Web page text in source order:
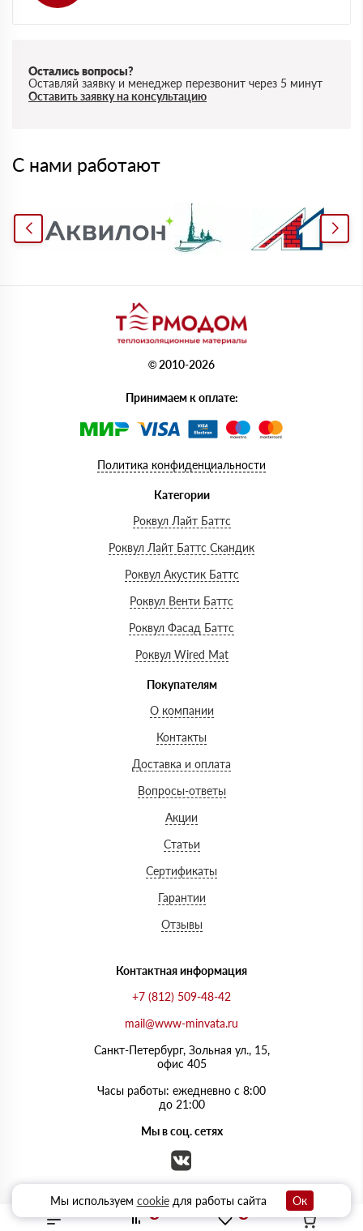
Остались вопросы?
Оставляй заявку и менеджер перезвонит через 5 минут
Оставить заявку на консультацию
С нами работают
© 2010-2026
Принимаем к оплате:
Политика конфиденциальности
Категории
Роквул Лайт Баттс
Роквул Лайт Баттс Скандик
Роквул Акустик Баттс
Роквул Венти Баттс
Роквул Фасад Баттс
Роквул Wired Mat
Покупателям
О компании
Контакты
Доставка и оплата
Вопросы-ответы
Акции
Статьи
Сертификаты
Гарантии
Отзывы
Контактная информация
+7 (812) 509-48-42
mail@www-minvata.ru
Санкт-Петербург, Зольная ул., 15,
офис 405
Часы работы: ежедневно с 8:00
до 21:00
Мы в соц. сетях
Мы используем cookieдля работы сайта Ок